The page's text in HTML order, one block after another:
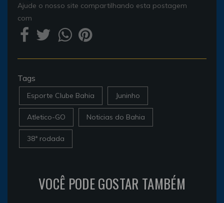
Ajude o nosso site compartilhando esta postagem
com
Tags
Esporte Clube Bahia Juninho
Atletico-GO Noticias do Bahia
38ª rodada
VOCÊ PODE GOSTAR TAMBÉM